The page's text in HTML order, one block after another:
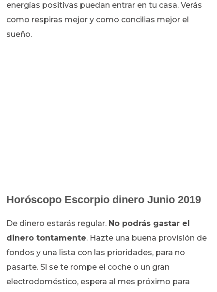
energías positivas puedan entrar en tu casa. Verás
como respiras mejor y como concilias mejor el
sueño.
Horóscopo Escorpio dinero Junio 2019
De dinero estarás regular. No podrás gastar el
dinero tontamente. Hazte una buena provisión de
fondos y una lista con las prioridades, para no
pasarte. Si se te rompe el coche o un gran
electrodoméstico, espera al mes próximo para